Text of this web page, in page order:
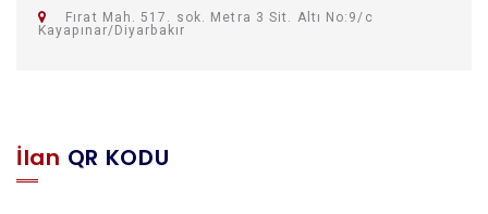
Fırat Mah. 517. sok. Metra 3 Sit. Altı No:9/c
Kayapınar/Diyarbakır
İlan QR KODU